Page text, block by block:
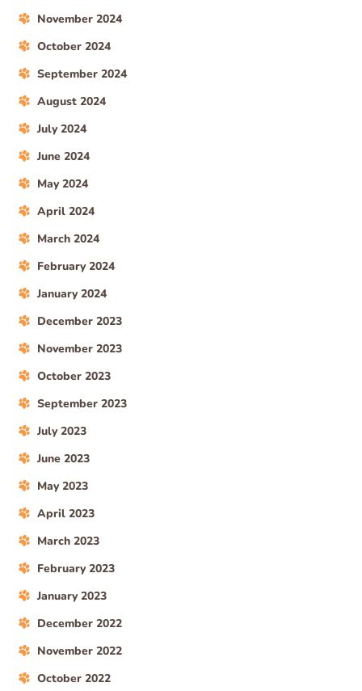
November 2024
October 2024
September 2024
August 2024
July 2024
June 2024
May 2024
April 2024
March 2024
February 2024
January 2024
December 2023
November 2023
October 2023
September 2023
July 2023
June 2023
May 2023
April 2023
March 2023
February 2023
January 2023
December 2022
November 2022
October 2022